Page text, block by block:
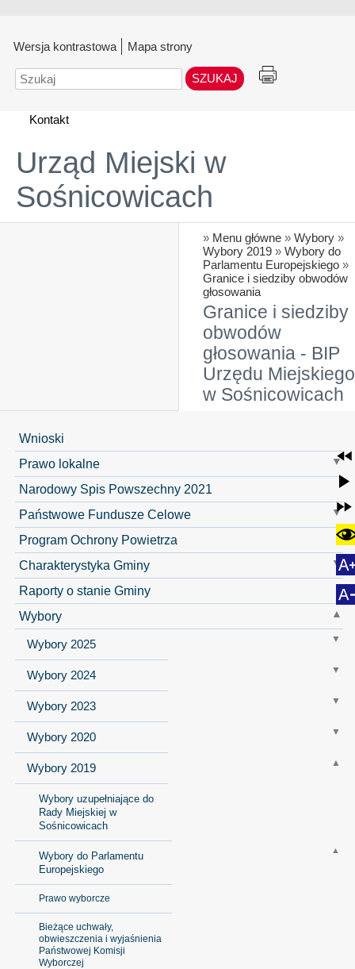
Wersja kontrastowa Mapa strony
Szukaj
Kontakt
Urząd Miejski w
Sośnicowicach
» Menu główne » Wybory »
Wybory 2019 » Wybory do
Parlamentu Europejskiego »
Granice i siedziby obwodów
głosowania
Granice i siedziby
obwodów
głosowania - BIP
Urzędu Miejskiego
w Sośnicowicach
Wnioski
Prawo lokalne
Narodowy Spis Powszechny 2021
Państwowe Fundusze Celowe
Program Ochrony Powietrza
Charakterystyka Gminy
Raporty o stanie Gminy
Wybory
Wybory 2025
Wybory 2024
Wybory 2023
Wybory 2020
Wybory 2019
Wybory uzupełniające do
Rady Miejskiej w
Sośnicowicach
Wybory do Parlamentu
Europejskiego
Prawo wyborcze
Bieżące uchwały,
obwieszczenia i wyjaśnienia
Państwowej Komisji
Wyborczej